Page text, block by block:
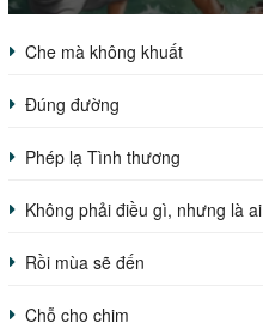
Che mà không khuất
Đúng đường
Phép lạ Tình thương
Không phải điều gì, nhưng là ai
Rồi mùa sẽ đến
Chỗ cho chim